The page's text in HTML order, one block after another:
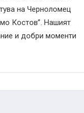
на Черноломец
Костов”. Нашият
и добри моменти